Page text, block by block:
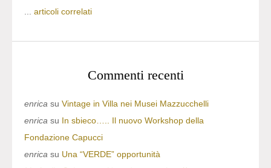
... articoli correlati
Commenti recenti
enrica su Vintage in Villa nei Musei Mazzucchelli
enrica su In sbieco….. Il nuovo Workshop della
Fondazione Capucci
enrica su Una “VERDE” opportunità